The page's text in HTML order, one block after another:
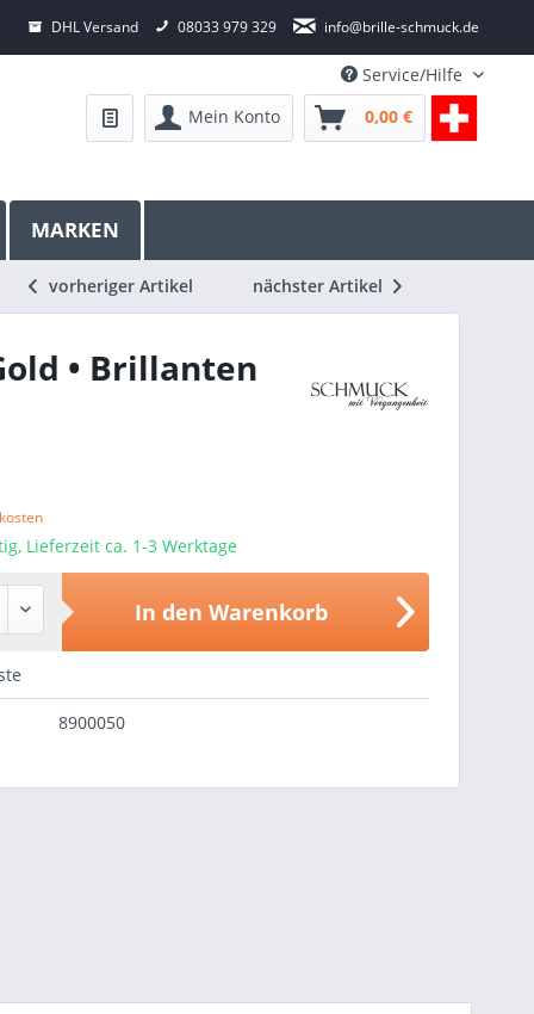
DHL Versand 08033 979 329 info@brille-schmuck.de
Service/Hilfe
Mein Konto
0,00 €
MARKEN
vorheriger Artikel nächster Artikel
• Brillanten
Lieferzeit ca. 1-3 Werktage
In den Warenkorb
8900050